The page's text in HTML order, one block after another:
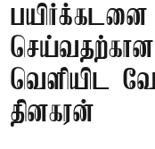
பயிர்க்கடனை
வெளியிட
தினகரன்